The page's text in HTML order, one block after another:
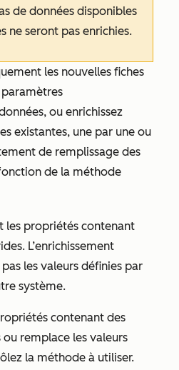
de données disponibles
ne seront pas enrichies.
les nouvelles fiches
ou enrichissez
existantes, une par une ou
de remplissage des
de la méthode
les propriétés contenant
L’enrichissement
les valeurs définies par
système.
contenant des
remplace les valeurs
la méthode à utiliser.